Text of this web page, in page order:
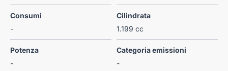
Consumi
-
Cilindrata
1.199 cc
Potenza
-
Categoria emissioni
-